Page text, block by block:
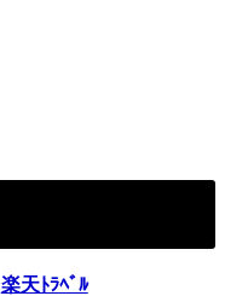
楽天ﾄﾗﾍﾞﾙ